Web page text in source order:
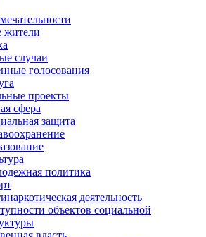
жители
случаи
голосования
проекты
сфера
защита
политика
деятельность
объектов социальной